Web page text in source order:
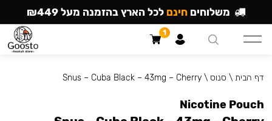
דף הבית \ סנוס \
Snus – Cuba Black – 43mg – Cherry
Nicotine Pouch
משלוחים חינם לכל הארץ בהזמנה מעל ₪449
1